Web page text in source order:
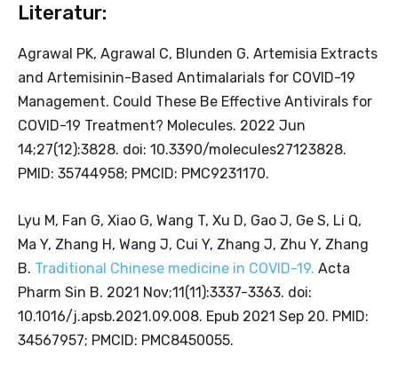
Literatur:
Agrawal PK, Agrawal C, Blunden G. Artemisia Extracts
and Artemisinin-Based Antimalarials for COVID-19
Management. Could These Be Effective Antivirals for
COVID-19 Treatment? Molecules. 2022 Jun
14;27(12):3828. doi: 10.3390/molecules27123828.
PMID: 35744958; PMCID: PMC9231170.
Lyu M, Fan G, Xiao G, Wang T, Xu D, Gao J, Ge S, Li Q,
Ma Y, Zhang H, Wang J, Cui Y, Zhang J, Zhu Y, Zhang
B. Traditional Chinese medicine in COVID-19. Acta
Pharm Sin B. 2021 Nov;11(11):3337-3363. doi:
10.1016/j.apsb.2021.09.008. Epub 2021 Sep 20. PMID:
34567957; PMCID: PMC8450055.